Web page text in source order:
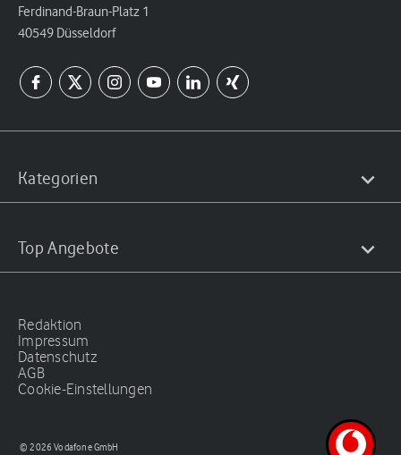
Ferdinand-Braun-Platz 1
40549 Düsseldorf
Kategorien
Top Angebote
Redaktion
Impressum
Datenschutz
AGB
Cookie-Einstellungen
© 2026 Vodafone GmbH